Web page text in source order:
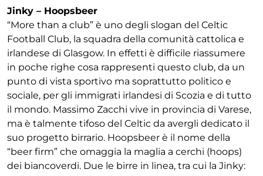
Jinky – Hoopsbeer
“More than a club” è uno degli slogan del Celtic
Football Club, la squadra della comunità cattolica e
irlandese di Glasgow. In effetti è difficile riassumere
in poche righe cosa rappresenti questo club, da un
punto di vista sportivo ma soprattutto politico e
sociale, per gli immigrati irlandesi di Scozia e di tutto
il mondo. Massimo Zacchi vive in provincia di Varese,
ma è talmente tifoso del Celtic da avergli dedicato il
suo progetto birrario. Hoopsbeer è il nome della
“beer firm” che omaggia la maglia a cerchi (hoops)
dei biancoverdi. Due le birre in linea, tra cui la Jinky: